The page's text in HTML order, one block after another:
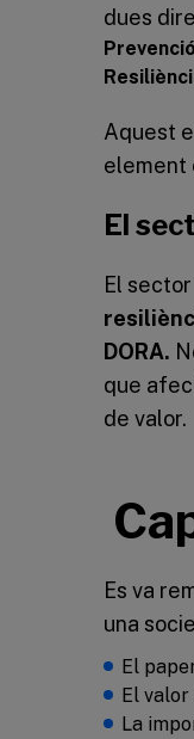
dues
Aquest
element
El
El
DORA.
que
de valor.
Es va
una
El
El valor
La